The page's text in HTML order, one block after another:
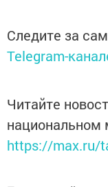
Следите за
Telegram-
Читайте
https://max.ru/